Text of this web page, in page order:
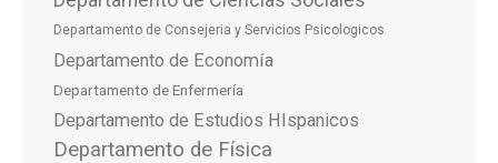
Departamento de Consejeria y Servicios Psicologicos
Departamento de Economía
Departamento de Enfermería
Departamento de Estudios HIspanicos
Departamento de Física